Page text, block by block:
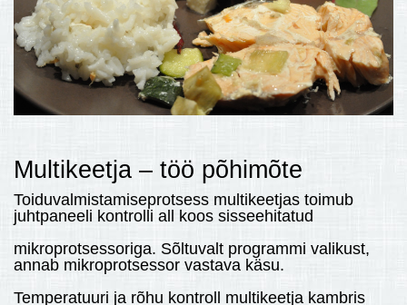
Multikeetja – töö põhimõte
Toiduvalmistamiseprotsess multikeetjas toimub
juhtpaneeli kontrolli all koos sisseehitatud
mikroprotsessoriga. Sõltuvalt programmi valikust,
annab mikroprotsessor vastava käsu.
Temperatuuri ja rõhu kontroll multikeetja kambris